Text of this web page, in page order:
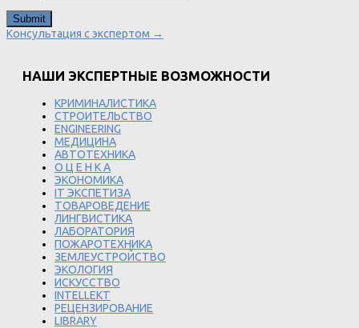
Консультация с экспертом →
НАШИ ЭКСПЕРТНЫЕ ВОЗМОЖНОСТИ
КРИМИНАЛИСТИКА
СТРОИТЕЛЬСТВО
ENGINEERING
МЕДИЦИНА
АВТОТЕХНИКА
О Ц Е Н К А
ЭКОНОМИКА
IT ЭКСПЕТИЗА
ТОВАРОВЕДЕНИЕ
ЛИНГВИСТИКА
ЛАБОРАТОРИЯ
ПОЖАРОТЕХНИКА
ЗЕМЛЕУСТРОЙСТВО
ЭКОЛОГИЯ
ИСКУССТВО
INTELLEKT
РЕЦЕНЗИРОВАНИЕ
LIBRARY